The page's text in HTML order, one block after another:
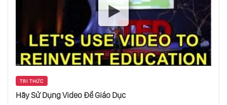
Bạn Có Thể Nói Nếu Một Đứa Trẻ Đang Nói
Dối?
TRI THỨC
Hãy Sử Dụng Video Để Giáo Dục